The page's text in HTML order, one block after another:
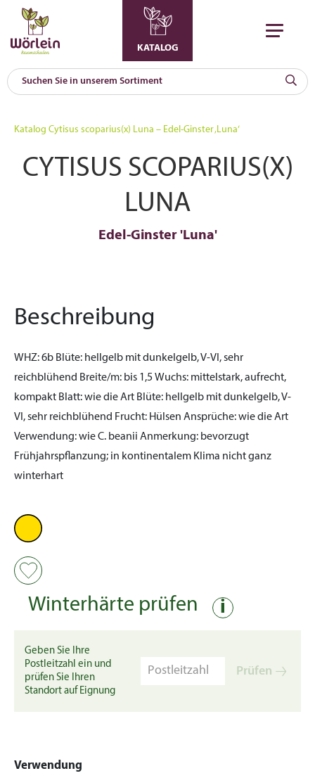
KATALOG
Katalog Cytisus scoparius(x) Luna – Edel-Ginster ‚Luna‘
CYTISUS SCOPARIUS(X)
LUNA
Edel-Ginster 'Luna'
Beschreibung
WHZ:6b Blüte: hellgelb mit dunkelgelb, V-VI, sehr
reichblühend Breite/m: bis 1,5Wuchs: mittelstark, aufrecht,
kompakt Blatt:wie die Art Blüte: hellgelb mit dunkelgelb, V-
VI, sehr reichblühend Frucht: Hülsen Ansprüche:wie die Art
Verwendung:wie C. beanii Anmerkung: bevorzugt
Frühjahrspflanzung; in kontinentalem Klima nicht ganz
winterhart
Winterhärte prüfen i
Geben Sie Ihre
Postleitzahl ein und
prüfen Sie Ihren
Standort auf Eignung
Prüfen
Verwendung